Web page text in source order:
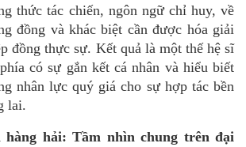
thức tác chiến, ngôn ngữ chỉ huy, về
đồng và khác biệt cần được hóa giải
đồng thực sự. Kết quả là một thế hệ sĩ
có sự gắn kết cánhân và hiểu biết
nhân lực quý giácho sự hợp tác bền
lai.
hàng hải: Tầm nhìn chung trên đại